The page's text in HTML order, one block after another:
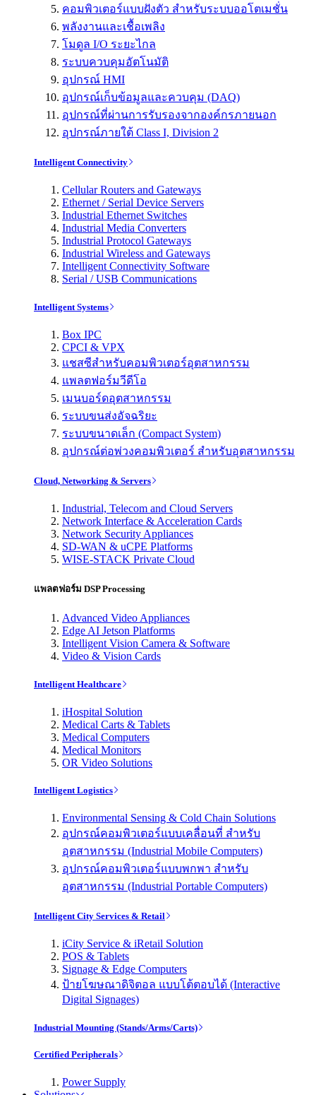
คอมพิวเตอร์แบบฝังตัว สำหรับระบบออโตเมชั่น
พลังงานและเชื้อเพลิง
โมดูล I/O ระยะไกล
ระบบควบคุมอัตโนมัติ
อุปกรณ์ HMI
อุปกรณ์เก็บข้อมูลและควบคุม (DAQ)
อุปกรณ์ที่ผ่านการรับรองจากองค์กรภายนอก
อุปกรณ์ภายใต้ Class I, Division 2
Intelligent Connectivity
Cellular Routers and Gateways
Ethernet / Serial Device Servers
Industrial Ethernet Switches
Industrial Media Converters
Industrial Protocol Gateways
Industrial Wireless and Gateways
Intelligent Connectivity Software
Serial / USB Communications
Intelligent Systems
Box IPC
CPCI & VPX
แชสซีสำหรับคอมพิวเตอร์อุตสาหกรรม
แพลตฟอร์มวีดีโอ
เมนบอร์ดอุตสาหกรรม
ระบบขนส่งอัจฉริยะ
ระบบขนาดเล็ก (Compact System)
อุปกรณ์ต่อพ่วงคอมพิวเตอร์ สำหรับอุตสาหกรรม
Cloud, Networking & Servers
Industrial, Telecom and Cloud Servers
Network Interface & Acceleration Cards
Network Security Appliances
SD-WAN & uCPE Platforms
WISE-STACK Private Cloud
แพลตฟอร์ม DSP Processing
Advanced Video Appliances
Edge AI Jetson Platforms
Intelligent Vision Camera & Software
Video & Vision Cards
Intelligent Healthcare
iHospital Solution
Medical Carts & Tablets
Medical Computers
Medical Monitors
OR Video Solutions
Intelligent Logistics
Environmental Sensing & Cold Chain Solutions
อุปกรณ์คอมพิวเตอร์แบบเคลื่อนที่ สำหรับ
อุตสาหกรรม (Industrial Mobile Computers)
อุปกรณ์คอมพิวเตอร์แบบพกพา สำหรับ
อุตสาหกรรม (Industrial Portable Computers)
Intelligent City Services & Retail
iCity Service & iRetail Solution
POS & Tablets
Signage & Edge Computers
ป้ายโฆษณาดิจิตอล แบบโต้ตอบได้ (Interactive
Digital Signages)
Industrial Mounting (Stands/Arms/Carts)
Certified Peripherals
Power Supply